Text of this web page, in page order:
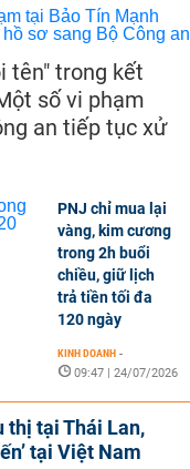
tên" trong kết
số vi phạm
an tiếp tục xử
PNJ chỉ mua lại
vàng, kim cương
trong 2h buổi
chiều, giữ lịch
trả tiền tối đa
120 ngày
KINH DOANH -
09:47 | 24/07/2026
thị tại Thái Lan,
tại Việt Nam